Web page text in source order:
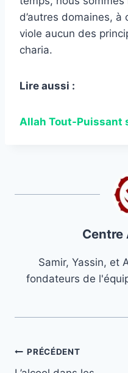
d’autres domaines,
viole aucun des
charia.
Lire aussi :
Allah Tout-Puissant
Centre
Samir, Yassin, et
fondateurs de
Navigation
PRÉCÉDENT